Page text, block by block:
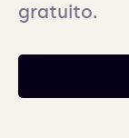
gratuito.